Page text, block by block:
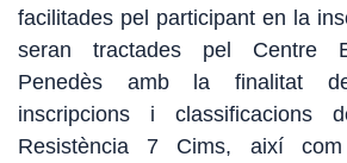
facilitades pel participant en la
seran tractades pel Centre
Penedès amb la finalitat
inscripcions i classificacions
Resistència 7 Cims, així